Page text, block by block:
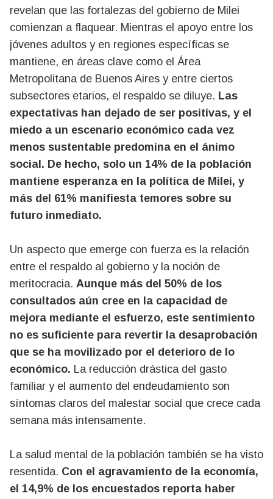
revelan que las fortalezas del gobierno de Milei
comienzan a flaquear. Mientras el apoyo entre los
jóvenes adultos y en regiones específicas se
mantiene, en áreas clave como el Área
Metropolitana de Buenos Aires y entre ciertos
subsectores etarios, el respaldo se diluye. Las
expectativas han dejado de ser positivas, y el
miedo a un escenario económico cada vez
menos sustentable predomina en el ánimo
social. De hecho, solo un 14% de la población
mantiene esperanza en la política de Milei, y
más del 61% manifiesta temores sobre su
futuro inmediato.
Un aspecto que emerge con fuerza es la relación
entre el respaldo al gobierno y la noción de
meritocracia. Aunque más del 50% de los
consultados aún cree en la capacidad de
mejora mediante el esfuerzo, este sentimiento
no es suficiente para revertir la desaprobación
que se ha movilizado por el deterioro de lo
económico. La reducción drástica del gasto
familiar y el aumento del endeudamiento son
síntomas claros del malestar social que crece cada
semana más intensamente.
La salud mental de la población también se ha visto
resentida. Con el agravamiento de la economía,
el 14,9% de los encuestados reporta haber